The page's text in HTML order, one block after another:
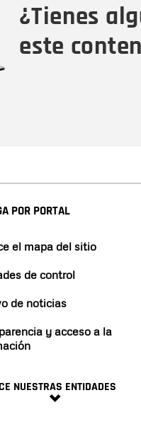
¿Tienes
este
POR PORTAL
el mapa del sitio
de control
de noticias
y acceso a la
NUESTRAS ENTIDADES